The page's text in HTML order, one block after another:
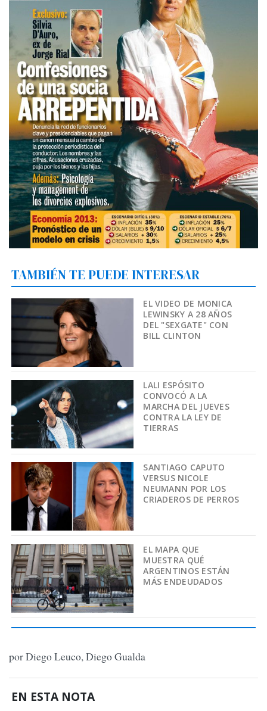
TAMBIÉN TE PUEDE INTERESAR
EL VIDEO DE MONICA
LEWINSKY A 28 AÑOS
DEL "SEXGATE" CON
BILL CLINTON
LALI ESPÓSITO
CONVOCÓ A LA
MARCHA DEL JUEVES
CONTRA LA LEY DE
TIERRAS
SANTIAGO CAPUTO
VERSUS NICOLE
NEUMANN POR LOS
CRIADEROS DE PERROS
EL MAPA QUE
MUESTRA QUÉ
ARGENTINOS ESTÁN
MÁS ENDEUDADOS
por Diego Leuco, Diego Gualda
EN ESTA NOTA